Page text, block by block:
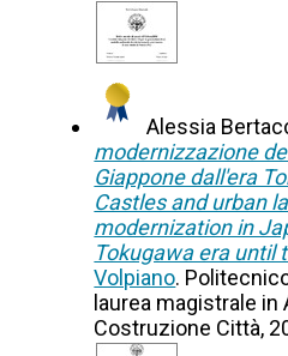
Alessia
modernizzazione
Giappone dall'era
Castles and urban
modernization in
Tokugawa era until
Volpiano.
laurea magistrale
Costruzione Città,